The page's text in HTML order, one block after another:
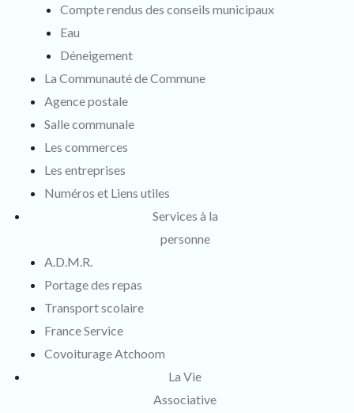
Compte rendus des conseils municipaux
Eau
Déneigement
La Communauté de Commune
Agence postale
Salle communale
Les commerces
Les entreprises
Numéros et Liens utiles
Services à la
personne
A.D.M.R.
Portage des repas
Transport scolaire
France Service
Covoiturage Atchoom
La Vie
Associative